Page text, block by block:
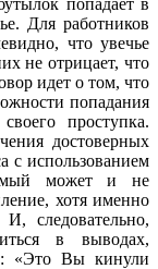
Для работников
что увечье
не отрицает, что
идет о том, что
попадания
проступка.
достоверных
с использованием
может и не
хотя именно
следовательно,
в выводах,
«Это Вы кинули